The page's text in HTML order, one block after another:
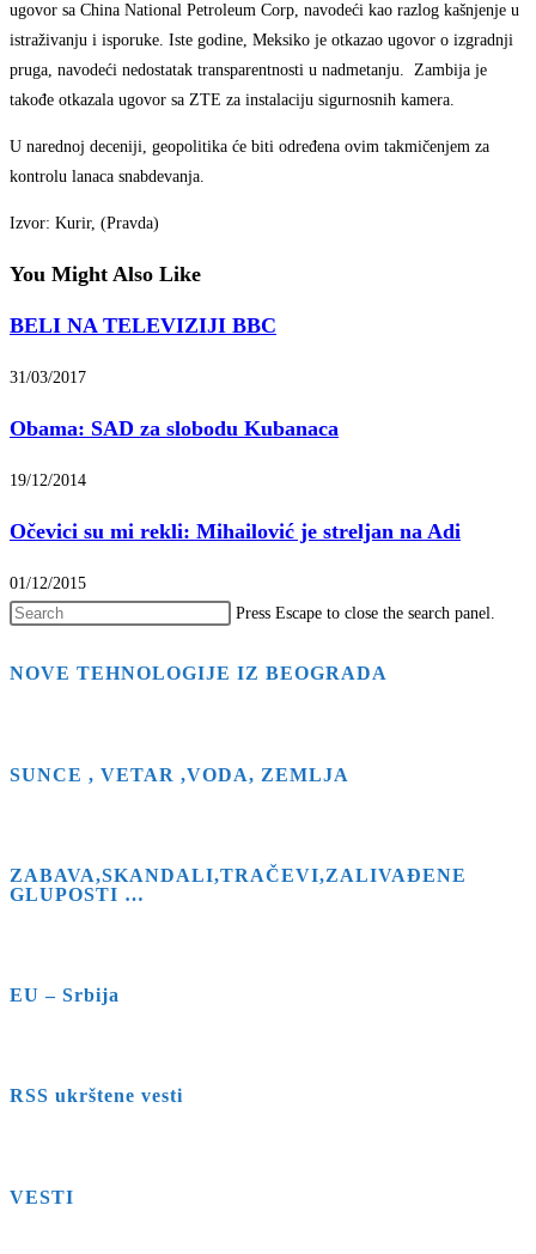
ugovor sa China National Petroleum Corp, navodeći kao razlog kašnjenje u
istraživanju i isporuke. Iste godine, Meksiko je otkazao ugovor o izgradnji
pruga, navodeći nedostatak transparentnosti u nadmetanju. Zambija je
takođe otkazala ugovor sa ZTE za instalaciju sigurnosnih kamera.
U narednoj deceniji, geopolitika će biti određena ovim takmičenjem za
kontrolu lanaca snabdevanja.
Izvor: Kurir, (Pravda)
You Might Also Like
BELI NA TELEVIZIJI BBC
31/03/2017
Obama: SAD za slobodu Kubanaca
19/12/2014
Očevici su mi rekli: Mihailović je streljan na Adi
01/12/2015
Press Escape to close the search panel.
NOVE TEHNOLOGIJE IZ BEOGRADA
SUNCE , VETAR ,VODA, ZEMLJA
ZABAVA,SKANDALI,TRAČEVI,ZALIVAĐENE
GLUPOSTI …
EU – Srbija
RSS ukrštene vesti
VESTI